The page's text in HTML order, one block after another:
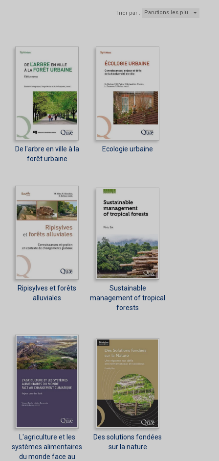
Trier par : Parutions les plu…
De l'arbre en ville à la
forêt urbaine
Ecologie urbaine
Ripisylves et forêts
alluviales
Sustainable
management of tropical
forests
L'agriculture et les
systèmes alimentaires
du monde face au
Des solutions fondées
sur la nature